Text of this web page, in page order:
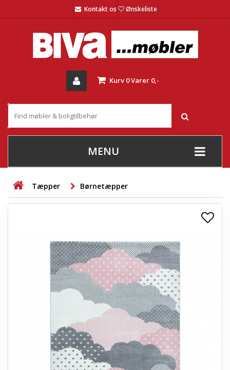
Kontakt os Ønskeliste
Kurv 0Varer 0,-
MENU
+
STUE
+
BØRNEMØBLER
KONTORMØBLER
Tæpper Børnetæpper